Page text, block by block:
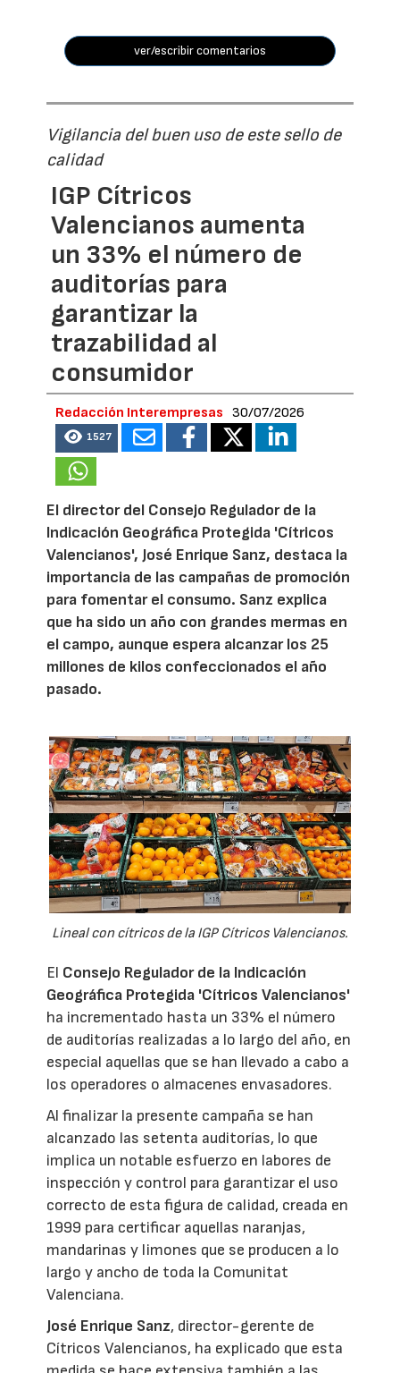
ver/escribir comentarios
Vigilancia del buen uso de este sello de
calidad
IGP Cítricos
Valencianos aumenta
un 33% el número de
auditorías para
garantizar la
trazabilidad al
consumidor
Redacción Interempresas 30/07/2026
1527
El director del Consejo Regulador de la
Indicación Geográfica Protegida 'Cítricos
Valencianos', José Enrique Sanz, destaca la
importancia de las campañas de promoción
para fomentar el consumo. Sanz explica
que ha sido un año con grandes mermas en
el campo, aunque espera alcanzar los 25
millones de kilos confeccionados el año
pasado.
Lineal con cítricos de la IGP Cítricos Valencianos.
El Consejo Regulador de la Indicación
Geográfica Protegida 'Cítricos Valencianos'
ha incrementado hasta un 33% el número
de auditorías realizadas a lo largo del año, en
especial aquellas que se han llevado a cabo a
los operadores o almacenes envasadores.
Al finalizar la presente campaña se han
alcanzado las setenta auditorías, lo que
implica un notable esfuerzo en labores de
inspección y control para garantizar el uso
correcto de esta figura de calidad, creada en
1999 para certificar aquellas naranjas,
mandarinas y limones que se producen a lo
largo y ancho de toda la Comunitat
Valenciana.
José Enrique Sanz, director-gerente de
Cítricos Valencianos, ha explicado que esta